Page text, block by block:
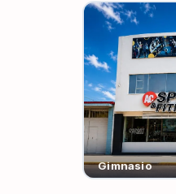
Gimnasio